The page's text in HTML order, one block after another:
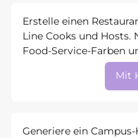
Erstelle einen
Line Cooks und Hosts.
Food-Service-Farben
Mit
Generiere ein